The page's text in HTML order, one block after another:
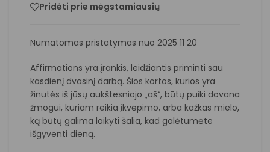
Pridėti prie mėgstamiausių
Numatomas pristatymas nuo 2025 11 20
Affirmations yra įrankis, leidžiantis priminti sau
kasdienį dvasinį darbą. Šios kortos, kurios yra
žinutės iš jūsų aukštesniojo „aš“, būtų puiki dovana
žmogui, kuriam reikia įkvėpimo, arba kažkas mielo,
ką būtų galima laikyti šalia, kad galėtumėte
išgyventi dieną.